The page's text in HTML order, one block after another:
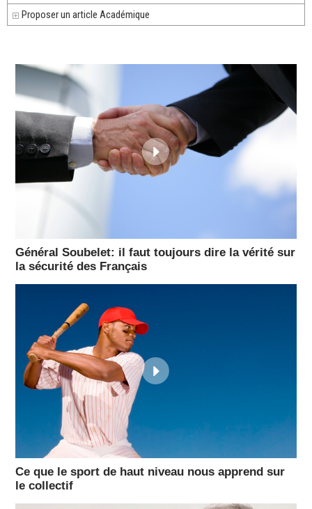
Proposer un article Académique
Général Soubelet: il faut toujours dire la vérité sur
la sécurité des Français
Ce que le sport de haut niveau nous apprend sur
le collectif